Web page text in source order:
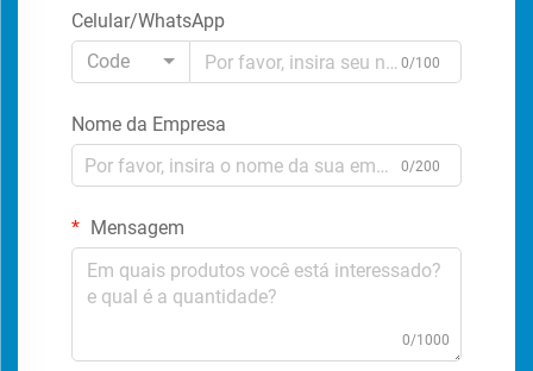
Celular/WhatsApp
Code
0/100
Nome da Empresa
0/200
Mensagem
0/1000